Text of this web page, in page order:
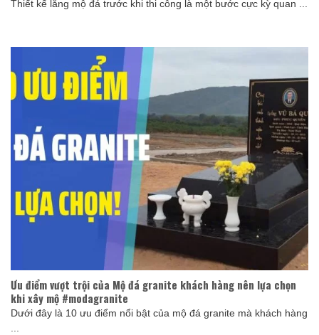
Thiết kế lăng mộ đá trước khi thi công là một bước cực kỳ quan ...
Ưu điểm vượt trội của Mộ đá granite khách hàng nên lựa chọn
khi xây mộ #modagranite
Dưới đây là 10 ưu điểm nổi bật của mộ đá granite mà khách hàng
...